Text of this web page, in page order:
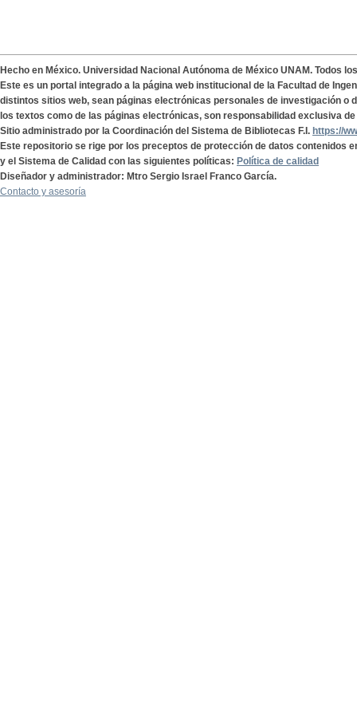
Hecho en México. Universidad Nacional Autónoma de México UNAM. Todos
Este es un portal integrado a la página web institucional de la Facultad de
distintos sitios web, sean páginas electrónicas personales de investigación o
los textos como de las páginas electrónicas, son responsabilidad exclusiva
Sitio administrado por la Coordinación del Sistema de Bibliotecas F.I. https://
Este repositorio se rige por los preceptos de protección de datos contenidos
y el Sistema de Calidad con las siguientes políticas: Política de calidad
Diseñador y administrador: Mtro Sergio Israel Franco García.
Contacto y asesoría